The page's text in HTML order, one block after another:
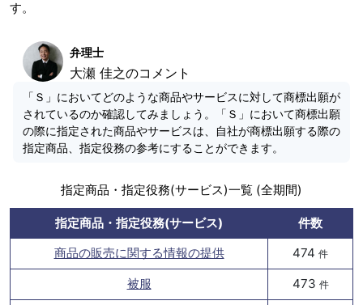
す。
弁理士
大瀬 佳之のコメント
「Ｓ」においてどのような商品やサービスに対して商標出願が
されているのか確認してみましょう。「Ｓ」において商標出願
の際に指定された商品やサービスは、自社が商標出願する際の
指定商品、指定役務の参考にすることができます。
指定商品・指定役務(サービス)一覧 (全期間)
指定商品・指定役務(サービス)
件数
商品の販売に関する情報の提供
474 件
被服 473 件